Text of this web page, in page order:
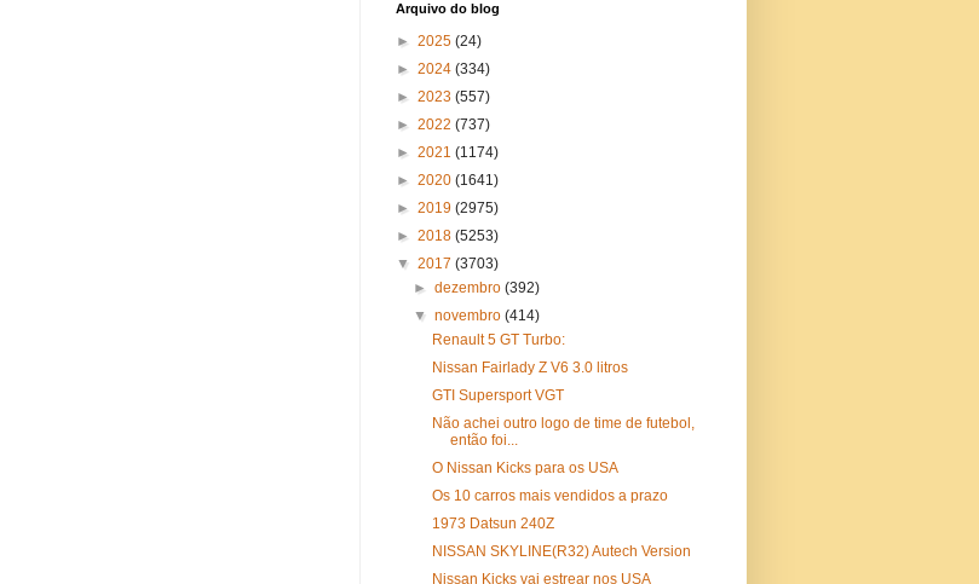
Arquivo do blog
► 2025 (24)
► 2024 (334)
► 2023 (557)
► 2022 (737)
► 2021 (1174)
► 2020 (1641)
► 2019 (2975)
► 2018 (5253)
▼ 2017 (3703)
►dezembro(392)
▼novembro(414)
Renault 5 GT Turbo:
Nissan Fairlady Z V6 3.0 litros
GTI Supersport VGT
Não achei outro logo de time de futebol,
então foi...
O Nissan Kicks para os USA
Os 10 carros mais vendidos a prazo
1973 Datsun 240Z
NISSAN SKYLINE(R32) Autech Version
Nissan Kicks vai estrear nos USA